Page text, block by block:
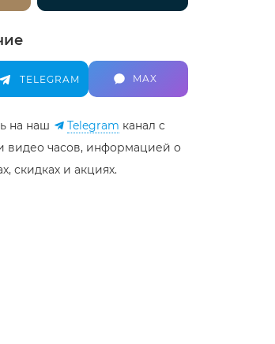
TELEGRAM MAX
на наш Telegram канал c
видео часов, информацией о
скидках и акциях.